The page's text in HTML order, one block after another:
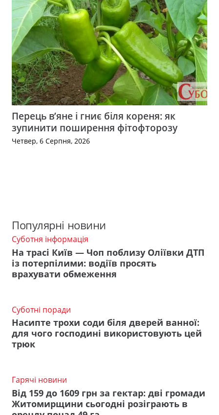
Перець в’яне і гниє біля кореня: як
зупинити поширення фітофторозу
Четвер, 6 Серпня, 2026
Популярні новини
Суботня інформація
На трасі Київ — Чоп поблизу Оліївки ДТП
із потерпілими: водіїв просять
врахувати обмеження
Суботні поради
Насипте трохи соди біля дверей ванної:
для чого господині використовують цей
трюк
Гарячі новини
Від 159 до 1609 грн за гектар: дві громади
Житомирщини сьогодні розіграють в